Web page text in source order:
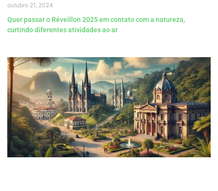
outubro 21, 2024
Quer passar o Réveillon 2025 em contato com a natureza,
curtindo diferentes atividades ao ar